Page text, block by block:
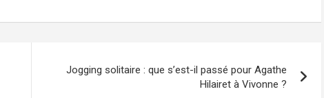
Jogging solitaire : que s’est-il passé pour Agathe
Hilairet à Vivonne ?